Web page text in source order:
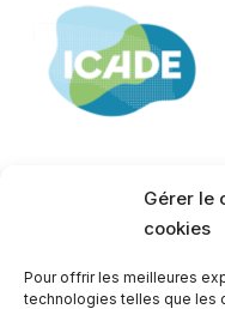
Gérer le
cookies
Pour offrir les meilleures
technologies telles que les